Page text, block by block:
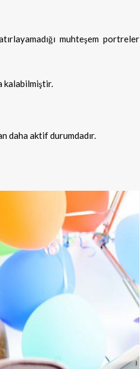
muhteşem portreler
kalabilmiştir.
daha aktif durumdadır.